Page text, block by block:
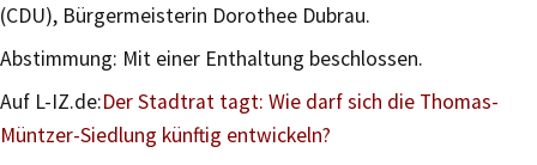
(CDU), Bürgermeisterin Dorothee Dubrau.
Abstimmung: Mit einer Enthaltung beschlossen.
Auf L-IZ.de:Der Stadtrat tagt: Wie darf sich die Thomas-
Müntzer-Siedlung künftig entwickeln?